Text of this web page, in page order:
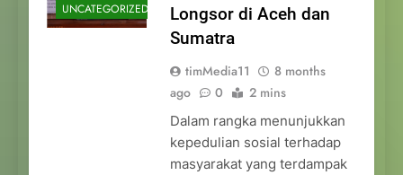
UNCATEGORIZED
Longsor di Aceh dan
Sumatra
timMedia11
8 months
ago
0 2 mins
Dalam rangka menunjukkan
kepedulian sosial terhadap
masyarakat yang terdampak